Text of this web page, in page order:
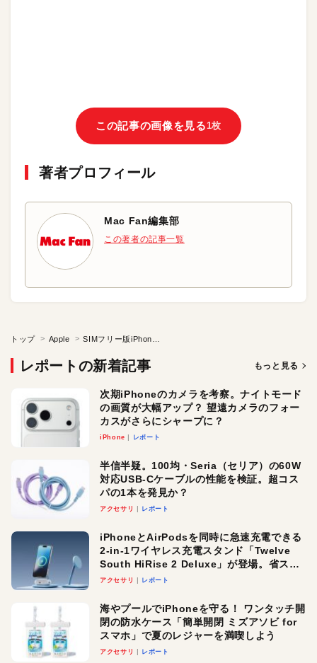
この記事の画像を見る 1枚
著者プロフィール
Mac Fan編集部
この著者の記事一覧
トップ Apple
レポートの新着記事 もっと見る
次期iPhoneのカメラを考察。ナイトモード
の画質が大幅アップ？ 望遠カメラのフォー
カスがさらにシャープに？
iPhone レポート
半信半疑。100均・Seria（セリア）の60W
対応USB-Cケーブルの性能を検証。超コス
パの1本を発見か？
アクセサリ レポート
iPhoneとAirPodsを同時に急速充電できる
2-in-1ワイヤレス充電スタンド「Twelve
South HiRise 2 Deluxe」が登場。省スペ
ースでおしゃれに充電したい人にオスス
アクセサリ レポート
海やプールでiPhoneを守る！ ワンタッチ開
閉の防水ケース「簡単開閉 ミズアソビ for
スマホ」で夏のレジャーを満喫しよう
アクセサリ レポート